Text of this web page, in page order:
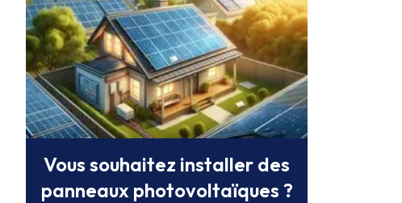
Vous souhaitez installer des
panneaux photovoltaïques ?